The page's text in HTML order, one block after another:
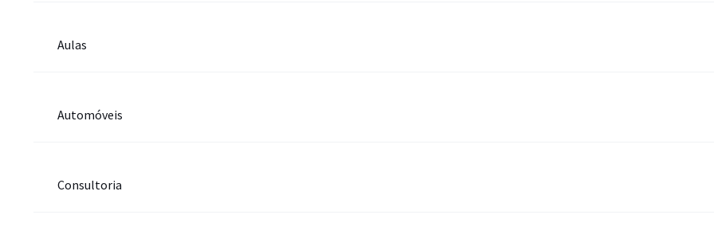
Aulas
Automóveis
Consultoria